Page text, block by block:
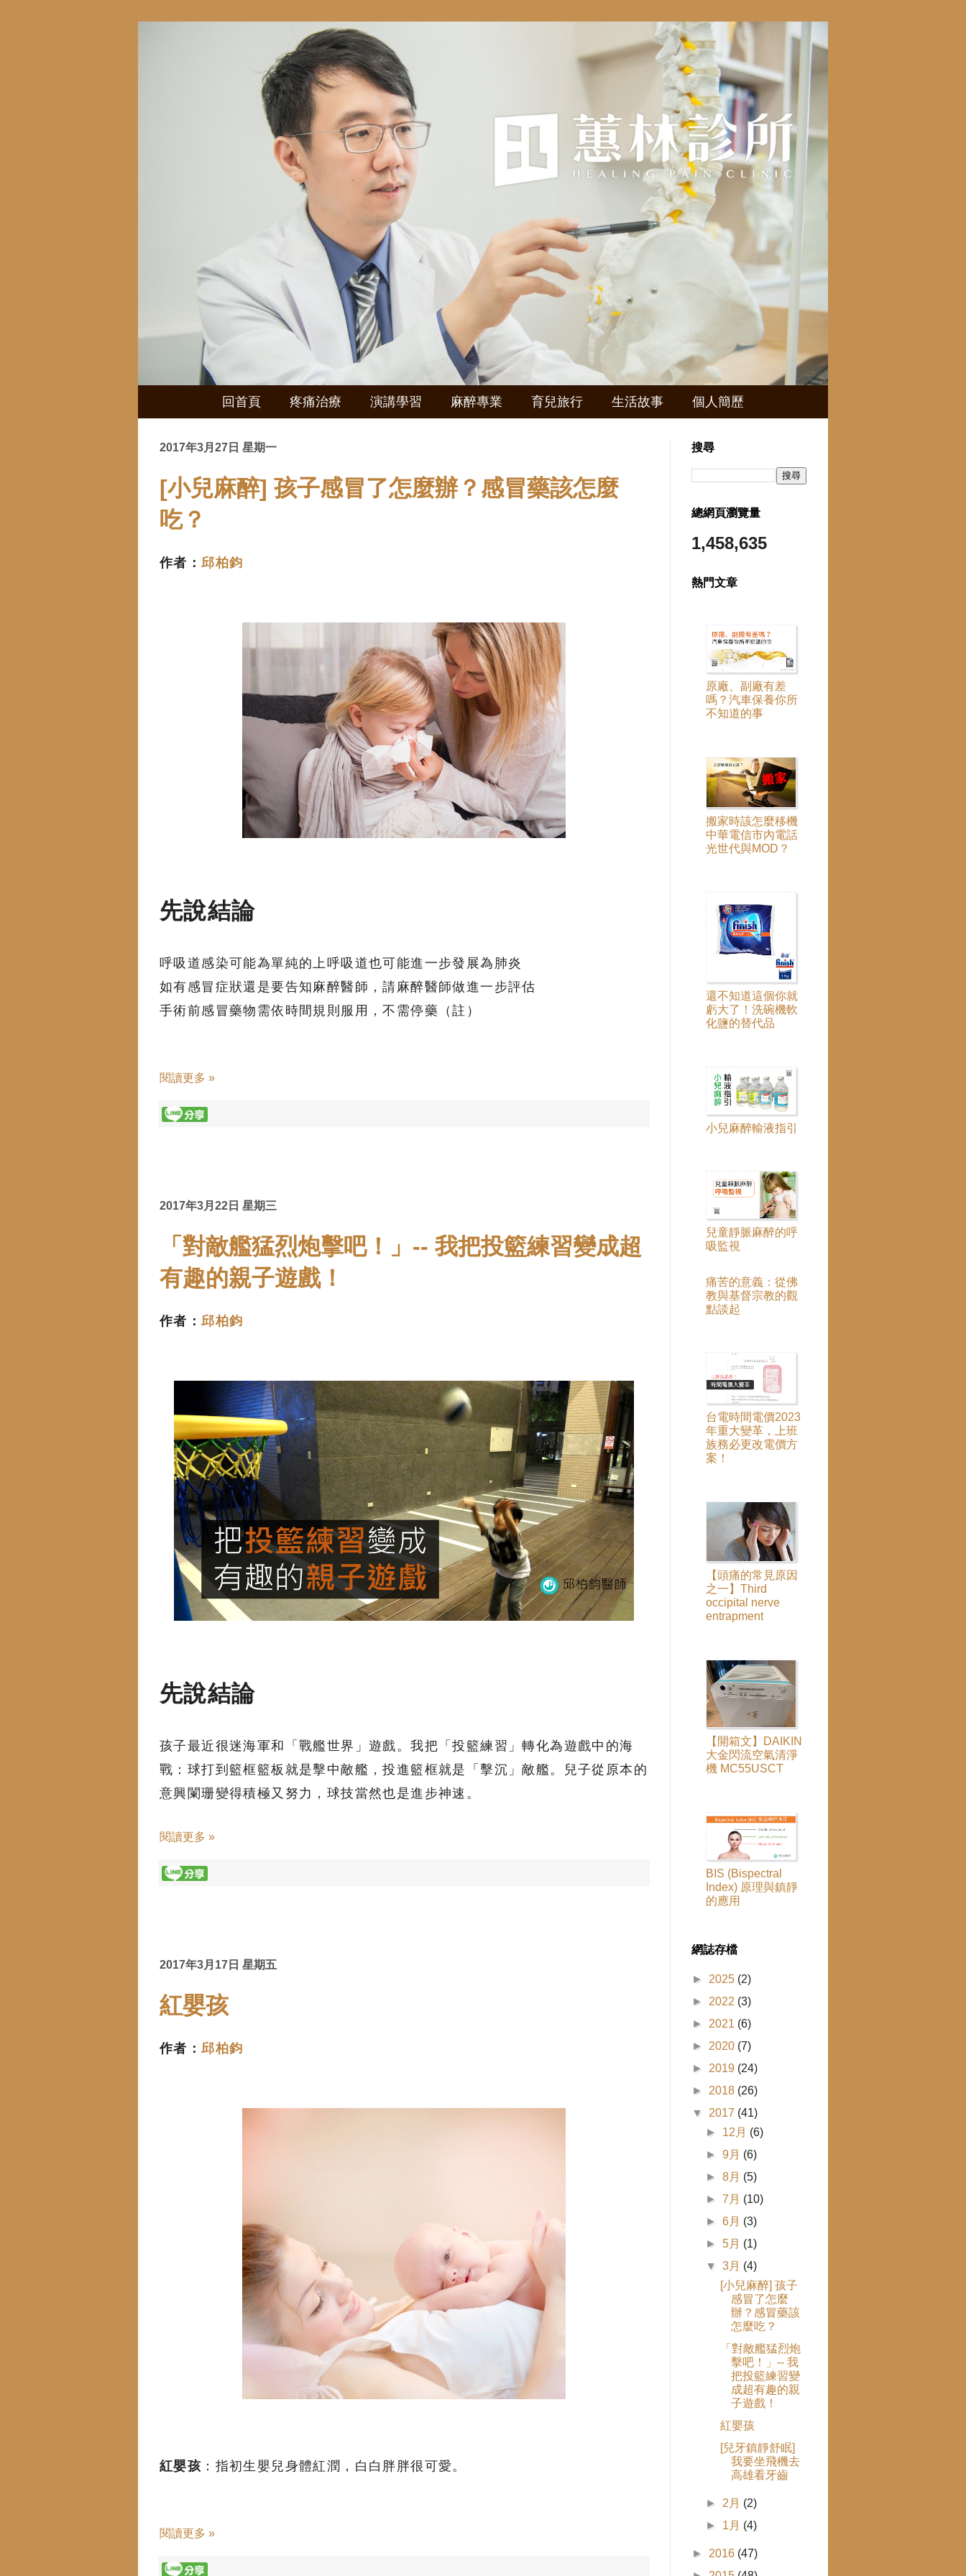
回首頁 疼痛治療 演講學習 麻醉專業 育兒旅行 生活故事 個人簡歷
2017年3月27日 星期一
[小兒麻醉] 孩子感冒了怎麼辦？感冒藥該怎麼
吃？
作者：邱柏鈞
先說結論
呼吸道感染可能為單純的上呼吸道也可能進一步發展為肺炎
如有感冒症狀還是要告知麻醉醫師，請麻醉醫師做進一步評估
手術前感冒藥物需依時間規則服用，不需停藥（註）
閱讀更多 »
2017年3月22日 星期三
「對敵艦猛烈炮擊吧！」-- 我把投籃練習變成超
有趣的親子遊戲！
作者：邱柏鈞
先說結論
孩子最近很迷海軍和「戰艦世界」遊戲。我把「投籃練習」轉化為遊戲中的海
戰：球打到籃框籃板就是擊中敵艦，投進籃框就是「擊沉」敵艦。兒子從原本的
意興闌珊變得積極又努力，球技當然也是進步神速。
閱讀更多 »
2017年3月17日 星期五
紅嬰孩
作者：邱柏鈞
紅嬰孩 ：指初生嬰兒身體紅潤，白白胖胖很可愛。
閱讀更多 »
搜尋
總網頁瀏覽量
1,458,635
熱門文章
原廠、副廠有差
嗎？汽車保養你所
不知道的事
搬家時該怎麼移機
中華電信市內電話
光世代與MOD？
還不知道這個你就
虧大了！洗碗機軟
化鹽的替代品
小兒麻醉輸液指引
兒童靜脈麻醉的呼
吸監視
痛苦的意義：從佛
教與基督宗教的觀
點談起
台電時間電價2023
年重大變革，上班
族務必更改電價方
案！
【頭痛的常見原因
之一】Third
occipital nerve
entrapment
【開箱文】DAIKIN
大金閃流空氣清淨
機 MC55USCT
BIS (Bispectral
Index) 原理與鎮靜
的應用
網誌存檔
► 2025 (2)
► 2022 (3)
► 2021 (6)
► 2020 (7)
► 2019 (24)
► 2018 (26)
▼ 2017 (41)
► 12月 (6)
►9月 (6)
►8月 (5)
►7月 (10)
►6月 (3)
►5月 (1)
▼3月 (4)
[小兒麻醉] 孩子
感冒了怎麼
辦？感冒藥該
怎麼吃？
「對敵艦猛烈炮
擊吧！」-- 我
把投籃練習變
成超有趣的親
子遊戲！
紅嬰孩
[兒牙鎮靜舒眠]
我要坐飛機去
高雄看牙齒
► 2月 (2)
► 1月 (4)
► 2016 (47)